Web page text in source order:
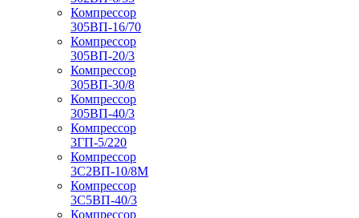
Компрессор
305ВП-16/70
Компрессор
305ВП-20/3
Компрессор
305ВП-30/8
Компрессор
305ВП-40/3
Компрессор
3ГП-5/220
Компрессор
3С2ВП-10/8М
Компрессор
3С5ВП-40/3
Компрессор